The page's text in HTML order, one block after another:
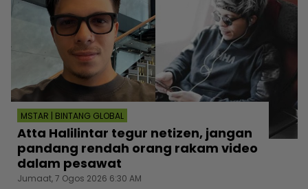
MSTAR | BINTANG GLOBAL
Atta Halilintar tegur netizen, jangan
pandang rendah orang rakam video
dalam pesawat
Jumaat, 7 Ogos 2026 6:30 AM